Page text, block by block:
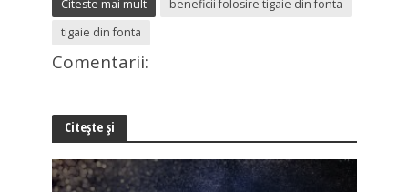
Citeste mai mult
beneficii folosire tigaie din fonta
tigaie din fonta
Comentarii:
Citește și